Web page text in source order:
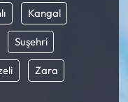
Kangal
Suşehri
Zara